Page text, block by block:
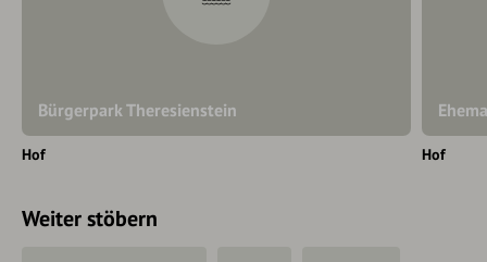
Bürgerpark Theresienstein
Hof Hof
Weiter stöbern